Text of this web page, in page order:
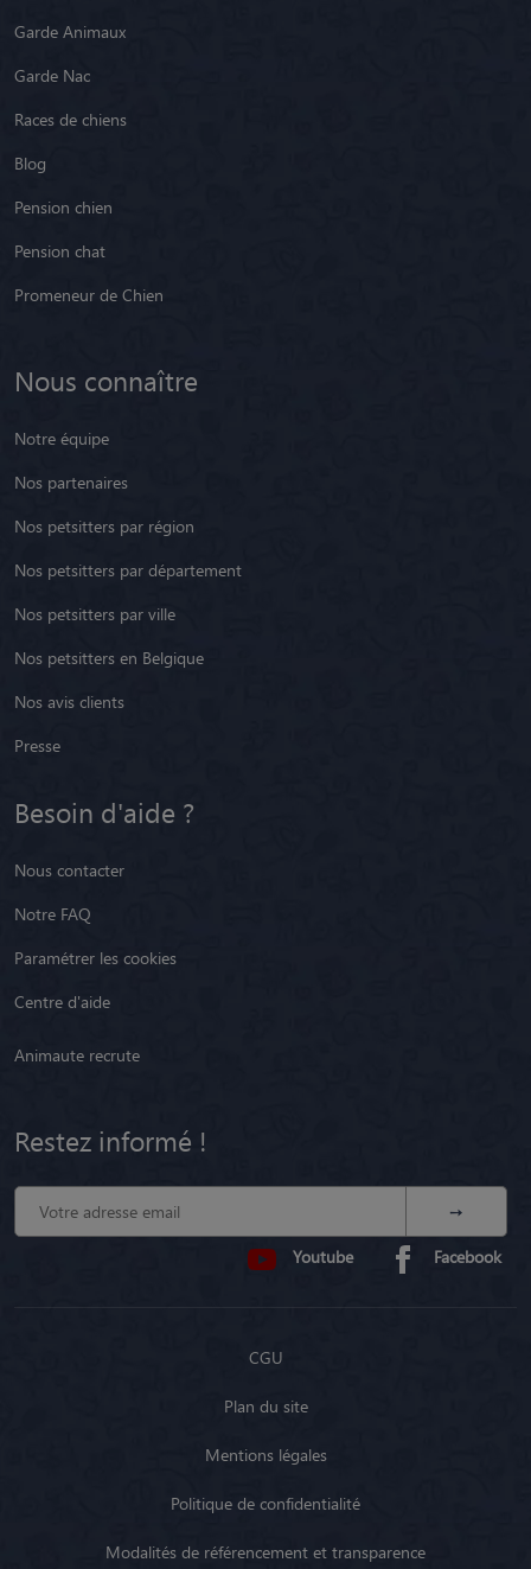
Garde Animaux
Garde Nac
Races de chiens
Blog
Pension chien
Pension chat
Promeneur de Chien
Nous connaître
Notre équipe
Nos partenaires
Nos petsitters par région
Nos petsitters par département
Nos petsitters par ville
Nos petsitters en Belgique
Nos avis clients
Presse
Besoin d'aide ?
Nous contacter
Notre FAQ
Paramétrer les cookies
Centre d'aide
Animaute recrute
Restez informé !
Youtube Facebook
CGU
Plan du site
Mentions légales
Politique de confidentialité
Modalités de référencement et transparence